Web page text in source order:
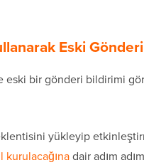
Eski
eski bir gönderi bildirimi
yükleyip
kurulacağınadair adım